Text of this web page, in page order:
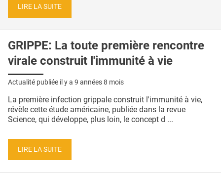
LIRE LA SUITE
GRIPPE: La toute première rencontre
virale construit l'immunité à vie
Actualité publiée il y a 9 années 8 mois
La première infection grippale construit l'immunité à vie,
révèle cette étude américaine, publiée dans la revue
Science, qui développe, plus loin, le concept d ...
LIRE LA SUITE